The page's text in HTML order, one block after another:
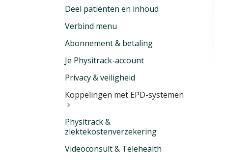
Deel patiënten en inhoud
Verbind menu
Abonnement & betaling
Je Physitrack-account
Privacy & veiligheid
Koppelingen met EPD-systemen
Physitrack &
ziektekostenverzekering
Videoconsult & Telehealth